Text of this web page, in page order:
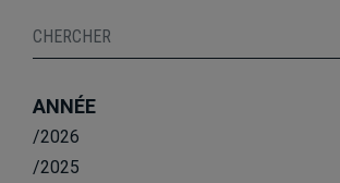
ANNÉE
/2026
/2025